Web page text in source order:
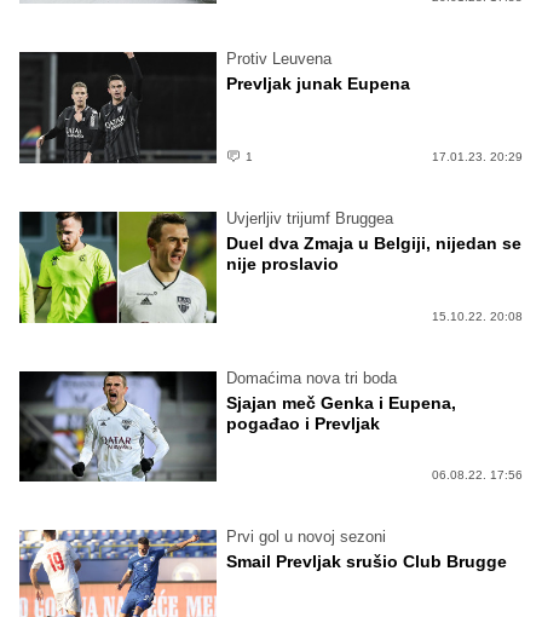
Protiv Leuvena
Prevljak junak Eupena
1 17.01.23. 20:29
Uvjerljiv trijumf Bruggea
Duel dva Zmaja u Belgiji, nijedan se
nije proslavio
15.10.22. 20:08
Domaćima nova tri boda
Sjajan meč Genka i Eupena,
pogađao i Prevljak
06.08.22. 17:56
Prvi gol u novoj sezoni
Smail Prevljak srušio Club Brugge